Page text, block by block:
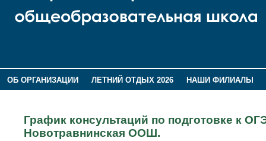
ОБ ОРГАНИЗАЦИИ ЛЕТНИЙ ОТДЫХ 2026
НАШИ ФИЛИАЛЫ
График консультаций по подготовке к
Новотравнинская ООШ.